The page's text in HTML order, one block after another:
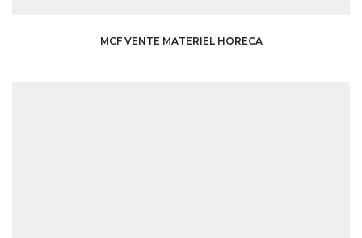
MCF VENTE MATERIEL HORECA